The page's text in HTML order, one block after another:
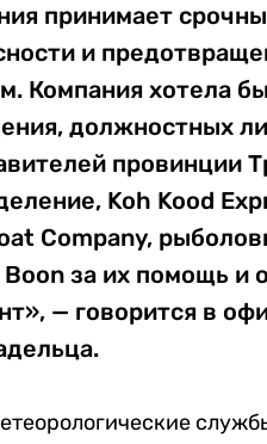
принимает
и
Компания хотела
должностных
провинции
Koh Kood
Company,
Boon за их помощь и
— говорится в